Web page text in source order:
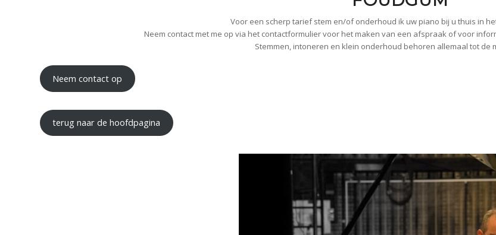
Voor een scherp tarief stem en/of onderhoud ik uw piano bij u thuis in
Neem contact met me op via het contactformulier voor het maken van een afspraak of voor
Stemmen, intoneren en klein onderhoud behoren allemaal tot de
Neem contact op
terug naar de hoofdpagina